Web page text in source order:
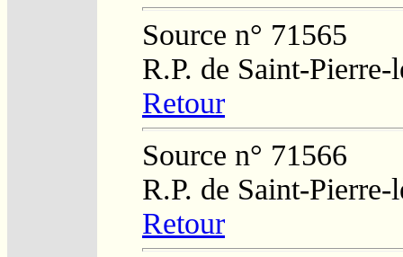
Source n° 71565
R.P. de Saint-
Retour
Source n° 71566
R.P. de Saint-
Retour